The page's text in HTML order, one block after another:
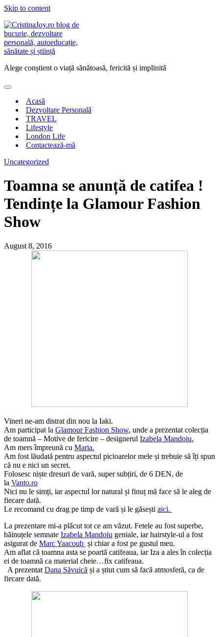
Skip to content
Alege conștient o viață sănătoasă, fericită și implinită
Acasă
Dezvoltare Personală
TRAVEL
Lifestyle
London Life
Contactează-mă
Uncategorized
Toamna se anunță de catifea !
Tendințe la Glamour Fashion
Show
August 8, 2016
Vineri ne-am distrat din nou la Iaki.
Am participat la Glamour Fashion Show, unde a prezentat colecția
de toamnă – Motive de fericire – designerul Izabela Mandoiu.
Am mers împreună cu Maria.
Am fost lăudată pentru aspectul picioarelor mele și trebuie să îți spun
că nu e nici un secret.
Folosesc niște dresuri de vară, super subțiri, de 6 DEN, de
la Vanto.ro
Nici nu le simți, iar aspectul lor natural și finuț mă face să le aleg de
fiecare dată.
Le recomand cu drag pe timp de vară și le găsești aici.
La prezentare mi-a plăcut tot ce am văzut. Fetele au fost superbe,
hăinuțele semnate Izabela Mandoiu geniale, iar hairstyle-ul a fost
asigurat de Marc Yaacoub și chiar a fost pe gustul meu.
Am aflat că toamna asta se poartă catifeaua, iar Iza a ales în colecția
ei de toamnă ca material cheie…fix catifeaua.
A prezentat Dana Săvuică și a știut cum să facă atmosferă, ca de
fiecare dată.